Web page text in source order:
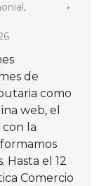
,
de
como
web, el
la
Hasta el 12
Comercio